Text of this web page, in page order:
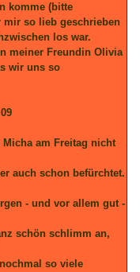
komme (bitte
mir so lieb geschrieben
los war.
meiner Freundin Olivia
wir uns so
am Freitag nicht
auch schon befürchtet.
- und vor allem gut -
schön schlimm an,
so viele